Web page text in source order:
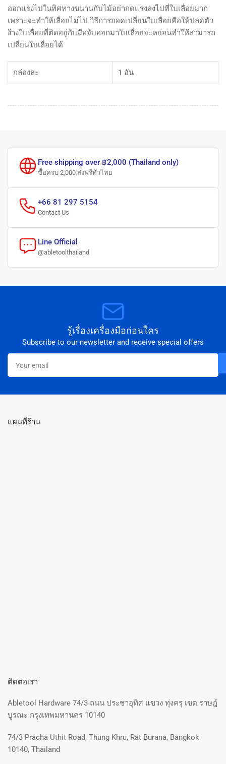
ออกแรงไปในทิศทางขนานกับไม้อย่ากดแรงลงไปที่ใบเลื่อยมาก
เพราะจะทำให้เลื่อยไม่ไป วิธีการถอดเปลี่ยนใบเลื่อยคือให้ปลดตัว
ง้างใบเลื่อยที่ติดอยู่กับมือจับออกมาใบเลื่อยจะหย่อนทำให้สามารถ
เปลี่ยนใบเลื่อยได้
กล่องละ 1 อัน
Free shipping over ฿2,000 (Thailand only)
ซื้อครบ 2,000 ส่งฟรีทั่วไทย
+66 81 297 5154
Contact Us
Line Official
@abletoolthailand
รู้เรื่องเครื่องมือก่อนใคร
Subscribe to our newsletter and receive special offers
Your
email
แผนที่ร้าน
ติดต่อเรา
Abletool Hardware 74/3 ถนน ประชาอุทิศ แขวง ทุ่งครุ เขต ราษฎ์
บูรณะ กรุงเทพมหานคร 10140
74/3 Pracha Uthit Road, Thung Khru, Rat Burana, Bangkok
10140, Thailand